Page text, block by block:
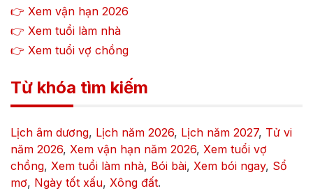
👉 Xem vận hạn 2026
👉 Xem tuổi làm nhà
👉 Xem tuổi vợ chồng
Từ khóa tìm kiếm
Lịch âm dương, Lịch năm 2026, Lịch năm 2027, Tử vi
năm 2026, Xem vận hạn năm 2026, Xem tuổi vợ
chồng, Xem tuổi làm nhà, Bói bài, Xem bói ngay, Sổ
mơ, Ngày tốt xấu, Xông đất.